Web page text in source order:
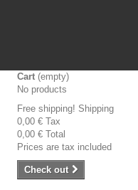
Cart (empty)
No products
Free shipping! Shipping
0,00 € Tax
0,00 € Total
Prices are tax included
Check out